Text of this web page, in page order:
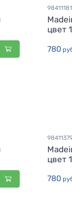
98411181
цвет
780
цвет
780